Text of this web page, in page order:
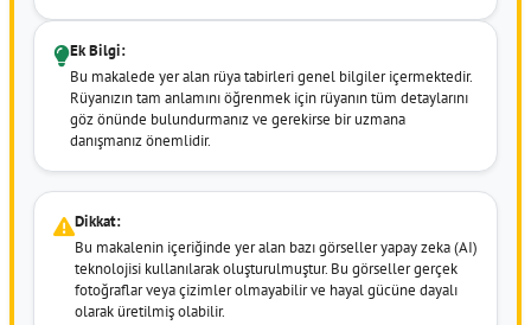
Ek Bilgi:
Bu makalede yer alan rüya tabirleri genel bilgiler içermektedir.
Rüyanızın tam anlamını öğrenmek için rüyanın tüm detaylarını
göz önünde bulundurmanız ve gerekirse bir uzmana
danışmanız önemlidir.
Dikkat:
Bu makalenin içeriğinde yer alan bazı görseller yapay zeka (AI)
teknolojisi kullanılarak oluşturulmuştur. Bu görseller gerçek
fotoğraflar veya çizimler olmayabilir ve hayal gücüne dayalı
olarak üretilmiş olabilir.